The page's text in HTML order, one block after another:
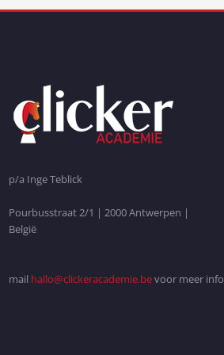
p/a Inge Teblick
Pourbusstraat 2/1 | 2000 Antwerpen |
België
mail hallo@clickeracademie.bevoor meer info